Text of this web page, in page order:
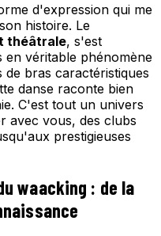
d'expression qui me
histoire. Le
théâtrale, s'est
en véritable phénomène
de bras caractéristiques
danse raconte bien
C'est tout un univers
avec vous, des clubs
prestigieuses
waacking : de la